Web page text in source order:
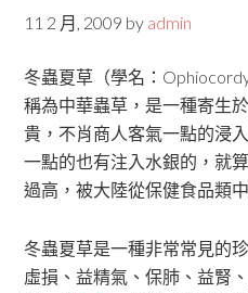
11 2 月, 2009 by admin
冬蟲夏草（學名：
稱為中華蟲草，是一種寄生
貴，不肖商人客氣一點的浸
一點的也有注入水銀的，就
過高，被大陸從保健食品類
冬蟲夏草是一種非常常見的
虛損、益精氣、保肺、益腎